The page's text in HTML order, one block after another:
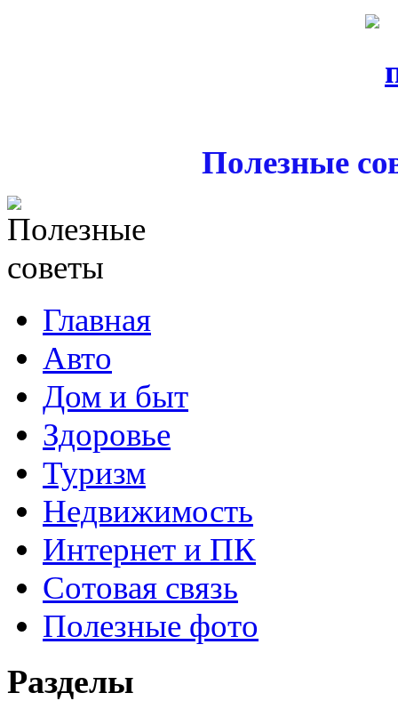
Полезные
Главная
Авто
Дом и быт
Здоровье
Туризм
Недвижимость
Интернет и ПК
Сотовая связь
Полезные фото
Разделы